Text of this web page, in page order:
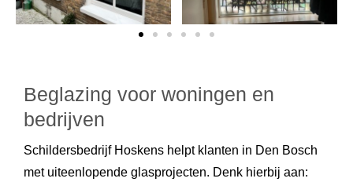
Beglazing voor woningen en
bedrijven
Schildersbedrijf Hoskens helpt klanten in Den Bosch
met uiteenlopende glasprojecten. Denk hierbij aan: